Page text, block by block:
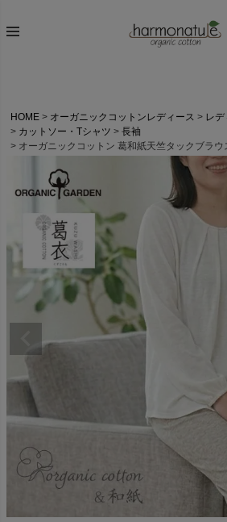
HOME オーガニックコットンレディース
レ
カットソー・Tシャツ
長袖
オーガニックコットン 葛和紙天竺タックブラウ